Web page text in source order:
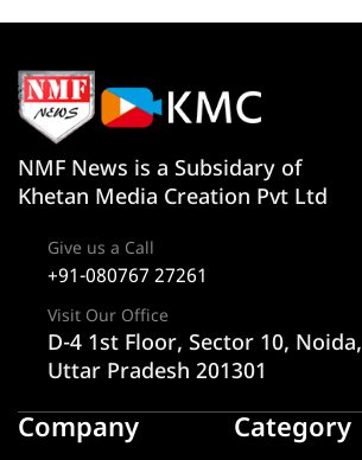
NMF News is a Subsidary of
Khetan Media Creation Pvt Ltd
Give us a Call
+91-080767 27261
Visit Our Office
D-4 1st Floor, Sector 10, Noida,
Uttar Pradesh 201301
Company Category